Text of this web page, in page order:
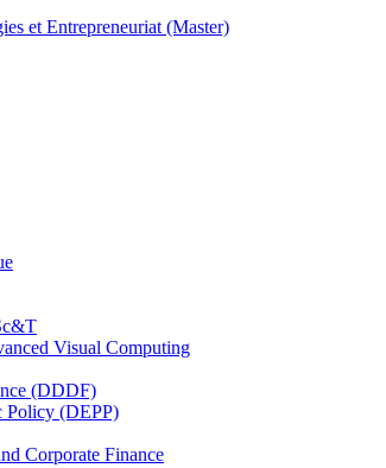
et Entrepreneuriat (Master)
Visual Computing
(DDDF)
Policy (DEPP)
Corporate Finance